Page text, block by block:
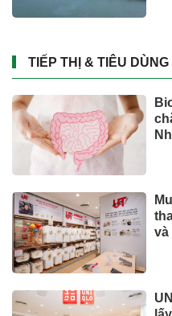
TIẾP THỊ & TIÊU DÙNG
và